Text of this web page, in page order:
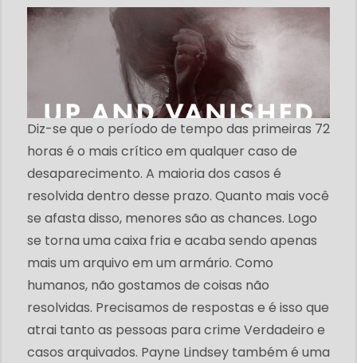
Diz-se que o período de tempo das primeiras 72
horas é o mais crítico em qualquer caso de
desaparecimento. A maioria dos casos é
resolvida dentro desse prazo. Quanto mais você
se afasta disso, menores são as chances. Logo
se torna uma caixa fria e acaba sendo apenas
mais um arquivo em um armário. Como
humanos, não gostamos de coisas não
resolvidas. Precisamos de respostas e é isso que
atrai tanto as pessoas para crime Verdadeiro e
casos arquivados. Payne Lindsey também é uma